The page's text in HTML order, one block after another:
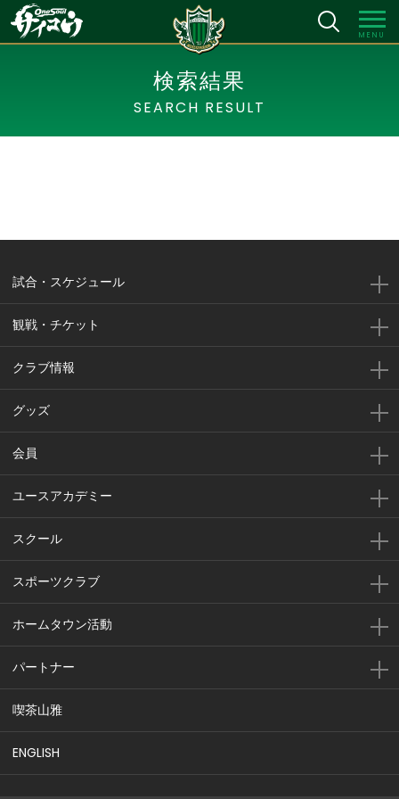
MENU
検索結果
SEARCH RESULT
試合・スケジュール
観戦・チケット
クラブ情報
グッズ
会員
ユースアカデミー
スクール
スポーツクラブ
ホームタウン活動
パートナー
喫茶山雅
ENGLISH